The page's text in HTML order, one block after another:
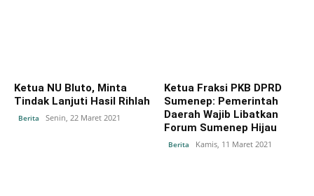
Ketua NU Bluto, Minta
Tindak Lanjuti Hasil Rihlah
Berita Senin, 22 Maret 2021
Ketua Fraksi PKB DPRD
Sumenep: Pemerintah
Daerah Wajib Libatkan
Forum Sumenep Hijau
Berita Kamis, 11 Maret 2021